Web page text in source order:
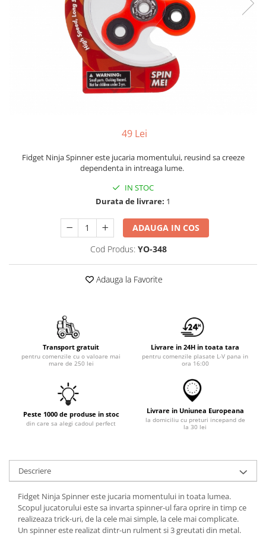
49 Lei
Fidget Ninja Spinner este jucaria momentului, reusind sa creeze
dependenta in intreaga lume.
IN STOC
Durata de livrare: 1
ADAUGA IN COS
Cod Produs: YO-348
Adauga la Favorite
Transport gratuit
pentru comenzile cu o valoare mai
mare de 250 lei
Livrare in 24H in toata tara
pentru comenzile plasate L-V pana in
ora 16:00
Peste 1000 de produse in stoc
din care sa alegi cadoul perfect
Livrare in Uniunea Europeana
la domiciliu cu preturi incepand de
la 30 lei
Descriere
Fidget Ninja Spinner este jucaria momentului in toata lumea.
Scopul jucatorului este sa invarta spinner-ul fara oprire in timp ce
realizeaza trick-uri, de la cele mai simple, la cele mai complicate.
Un spinner este realizat dintr-un rulment si 3 greutati din metal.